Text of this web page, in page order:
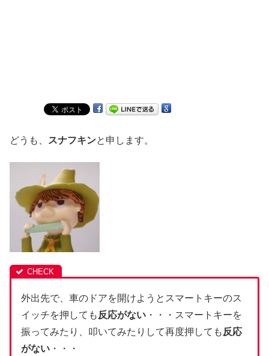
どうも、 スナフキンと申します。
外出先で、車のドアを開けようとスマートキーのス
イッチを押しても 反応がない ・・・スマートキーを
振ってみたり、叩いてみたりして再度押しても 反応
がない ・・・